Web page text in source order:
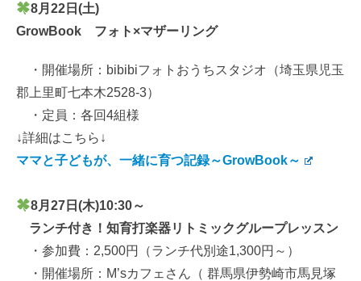
8月22日(土)
GrowBook フォト×マザーリング
・開催場所：bibibiフォトおうちスタジオ（埼玉県児玉
郡上里町七本木2528-3）
・定員：各回4組様
↓詳細はこちら↓
ママと子どもが、一緒に育つ記録～GrowBook～
8月27日(木)10:30～
ランチ付き！知育打楽器リトミックグループレッスン
・参加費：2,500円（ランチ代別途1,300円～）
・開催場所：M’sカフェさん（ 群馬県伊勢崎市馬見塚